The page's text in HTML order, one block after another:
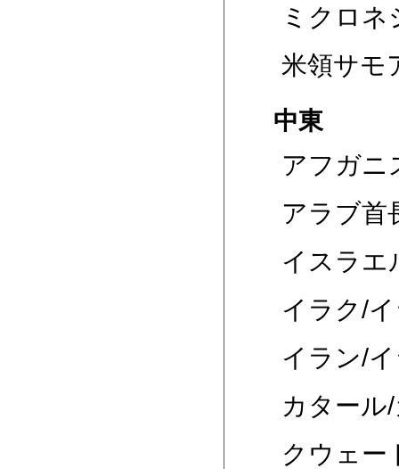
ミクロネ
米領サモ
中東
アフガニ
アラブ首
イスラエ
イラク/
イラン/
カタール
クウェー